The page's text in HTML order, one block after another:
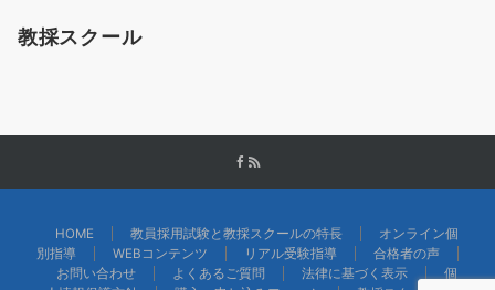
教採スクール
HOME 教員採用試験と教採スクールの特長
オンライン個
別指導
WEBコンテンツ リアル受験指導
合格者の声
お問い合わせ
よくあるご質問 法律に基づく表示
個